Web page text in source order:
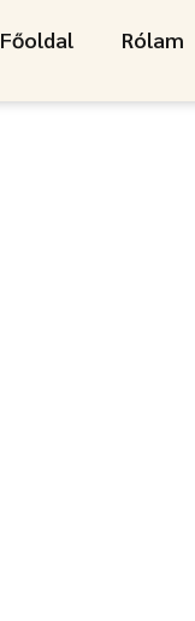
Főoldal Rólam